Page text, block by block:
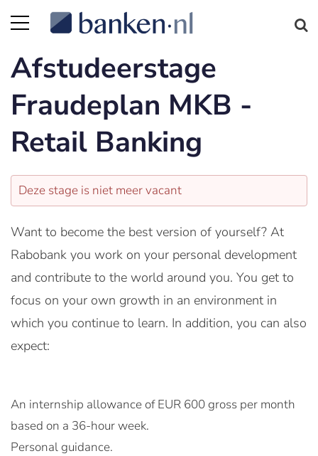
Afstudeerstage
Fraudeplan MKB -
Retail Banking
Deze stage is niet meer vacant
Want to become the best version of yourself? At
Rabobank you work on your personal development
and contribute to the world around you. You get to
focus on your own growth in an environment in
which you continue to learn. In addition, you can also
expect:
An internship allowance of EUR 600 gross per month
based on a 36-hour week.
Personal guidance.